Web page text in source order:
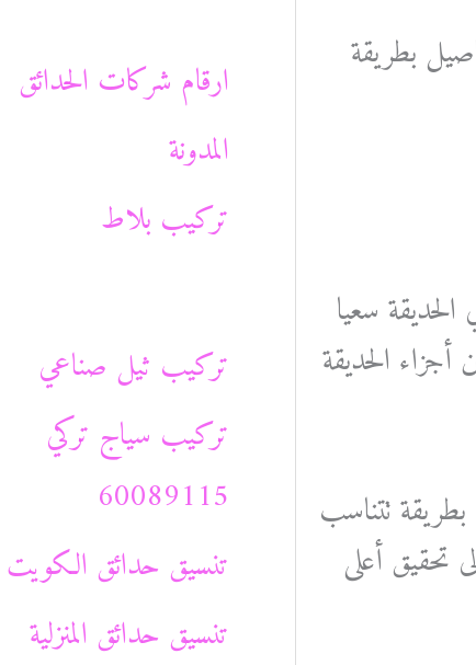
بطريقة
سعيا
الحديقة
تتناسب
تحقيق أعلى
ع
ن
:
ارقام شركات الحدائق
المدونة
تركيب بلاط
تركيب ثيل صناعي
تركيب سياج تركي
60089115
تنسيق حدائق الكويت
تنسيق حدائق المنزلية